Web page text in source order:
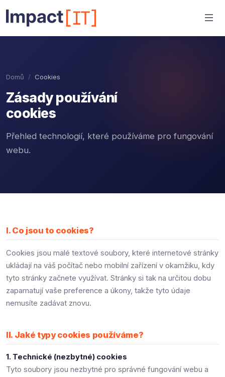
Domů Cookies
Zásady používání
cookies
Přehled technologií, které používáme pro fungování
webu.
I. Co jsou to cookies?
Cookies jsou malé textové soubory, které internetové stránky
ukládají na váš počítač nebo mobilní zařízení v okamžiku, kdy
tyto stránky začnete využívat. Stránky si tak na určitou dobu
zapamatují vaše preference a úkony, takže tyto údaje
nemusíte zadávat znovu.
II. Jaké typy cookies používáme?
1. Technické (nezbytné) cookies
Tyto soubory jsou nezbytné pro správné fungování webu a